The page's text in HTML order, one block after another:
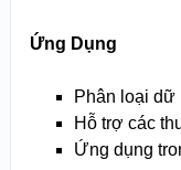
Ứng Dụng
Phân loại dữ
Hỗ trợ các
Ứng dụng